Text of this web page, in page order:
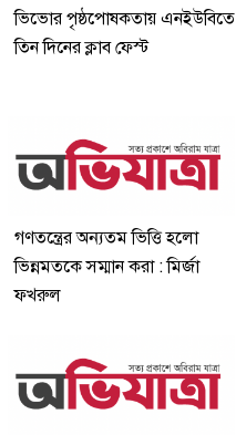
ভিভোর পৃষ্ঠপোষকতায় এনইউবিতে
তিন দিনের ক্লাব ফেস্ট
গণতন্ত্রের অন্যতম ভিত্তি হলো
ভিন্নমতকে সম্মান করা : মির্জা
ফখরুল